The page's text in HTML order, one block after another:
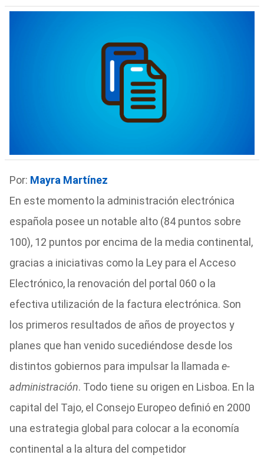
Por: Mayra Martínez
En este momento la administración electrónica
española posee un notable alto (84 puntos sobre
100), 12 puntos por encima de la media continental,
gracias a iniciativas como la Ley para el Acceso
Electrónico, la renovación del portal 060 o la
efectiva utilización de la factura electrónica. Son
los primeros resultados de años de proyectos y
planes que han venido sucediéndose desde los
distintos gobiernos para impulsar la llamada e-
administración. Todo tiene su origen en Lisboa. En la
capital del Tajo, el Consejo Europeo definió en 2000
una estrategia global para colocar a la economía
continental a la altura del competidor